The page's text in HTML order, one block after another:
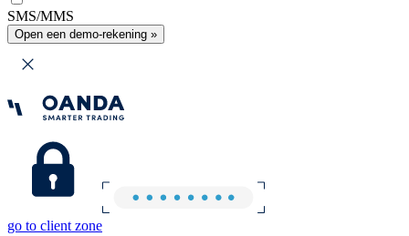
SMS/MMS
Open een demo-rekening »
go to client zone